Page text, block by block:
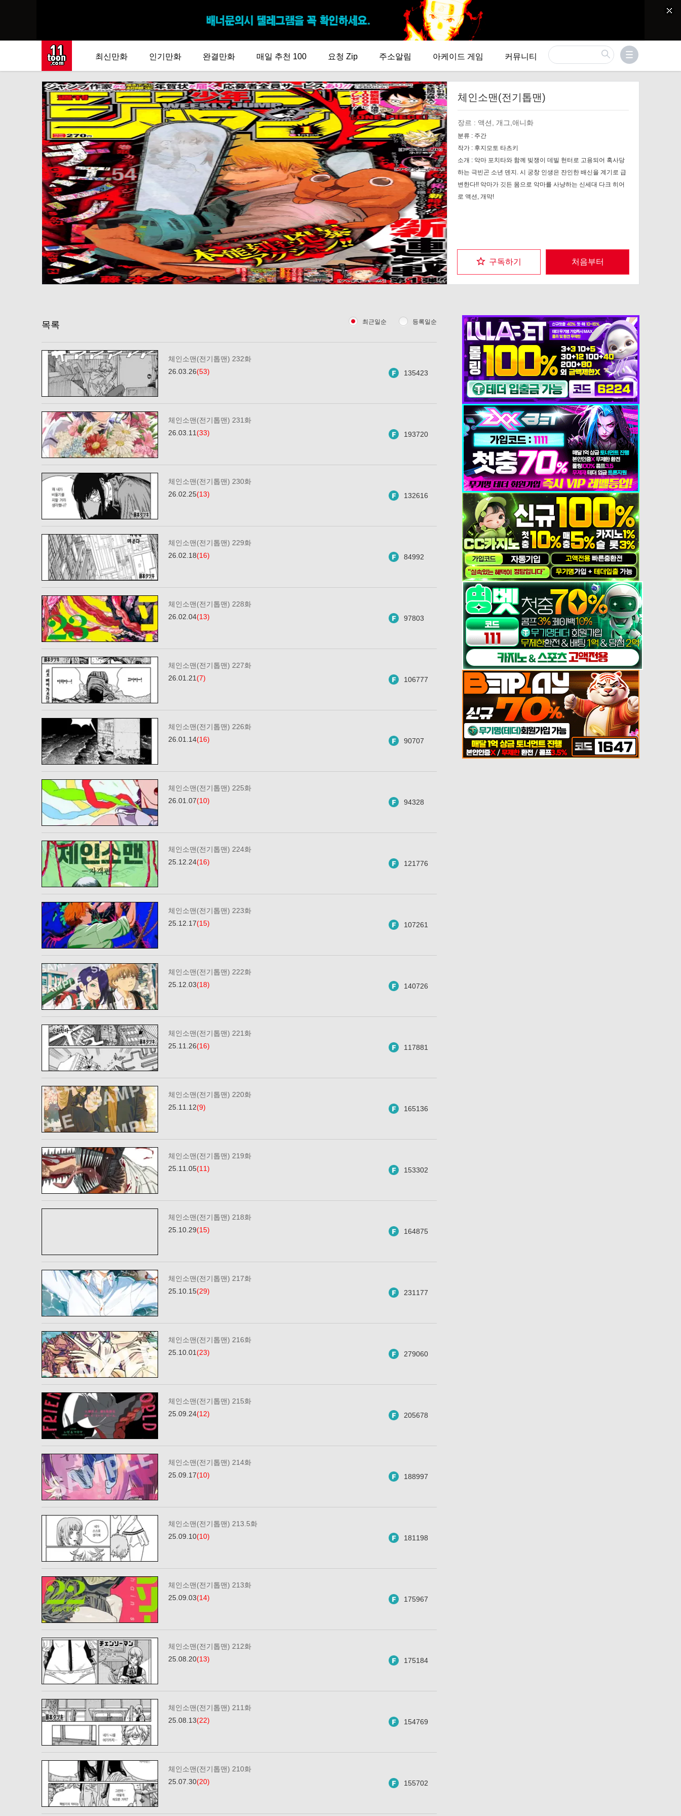
최신만화 인기만화 완결만화 매일 추천 100 요청 Zip 주소알림 아케이드 게임 커뮤니티
체인소맨(전기톱맨)
구독하기 처음부터
장르 : 액션, 개그,애니화
분류 : 주간
작가 : 후지모토 타츠키
소개 : 악마 포치타와 함께 빚쟁이 데빌 헌터로 고용되어 혹사당
하는 극빈곤 소년 덴지. 시 궁창 인생은 잔인한 배신을 계기로 급
변한다!! 악마가 깃든 몸으로 악마를 사냥하는 신세대 다크 히어
로 액션, 개막!
목록 최근일순 등록일순
체인소맨(전기톱맨) 232화
26.03.26(53) 135423
체인소맨(전기톱맨) 231화
26.03.11(33) 193720
체인소맨(전기톱맨) 230화
26.02.25(13) 132616
체인소맨(전기톱맨) 229화
26.02.18(16) 84992
체인소맨(전기톱맨) 228화
26.02.04(13) 97803
체인소맨(전기톱맨) 227화
26.01.21(7) 106777
체인소맨(전기톱맨) 226화
26.01.14(16) 90707
체인소맨(전기톱맨) 225화
26.01.07(10) 94328
체인소맨(전기톱맨) 224화
25.12.24(16) 121776
체인소맨(전기톱맨) 223화
25.12.17(15) 107261
체인소맨(전기톱맨) 222화
25.12.03(18) 140726
체인소맨(전기톱맨) 221화
25.11.26(16) 117881
체인소맨(전기톱맨) 220화
25.11.12(9) 165136
체인소맨(전기톱맨) 219화
25.11.05(11) 153302
체인소맨(전기톱맨) 218화
25.10.29(15) 164875
체인소맨(전기톱맨) 217화
25.10.15(29) 231177
체인소맨(전기톱맨) 216화
25.10.01(23) 279060
체인소맨(전기톱맨) 215화
25.09.24(12) 205678
체인소맨(전기톱맨) 214화
25.09.17(10) 188997
체인소맨(전기톱맨) 213.5화
25.09.10(10) 181198
체인소맨(전기톱맨) 213화
25.09.03(14) 175967
체인소맨(전기톱맨) 212화
25.08.20(13) 175184
체인소맨(전기톱맨) 211화
25.08.13(22) 154769
체인소맨(전기톱맨) 210화
25.07.30(20) 155702